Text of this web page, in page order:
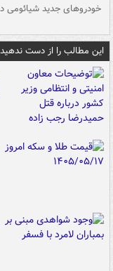
خودروهای جدید شیائومی در
این مطالب را از دست